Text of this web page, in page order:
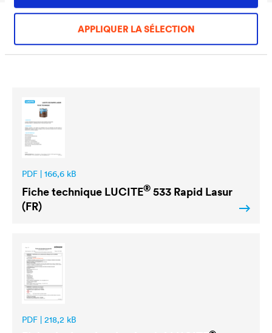
APPLIQUER LA SÉLECTION
Téléchargements
PDF | 166,6 kB
Fiche technique LUCITE® 533 Rapid Lasur
(FR)
PDF | 218,2 kB